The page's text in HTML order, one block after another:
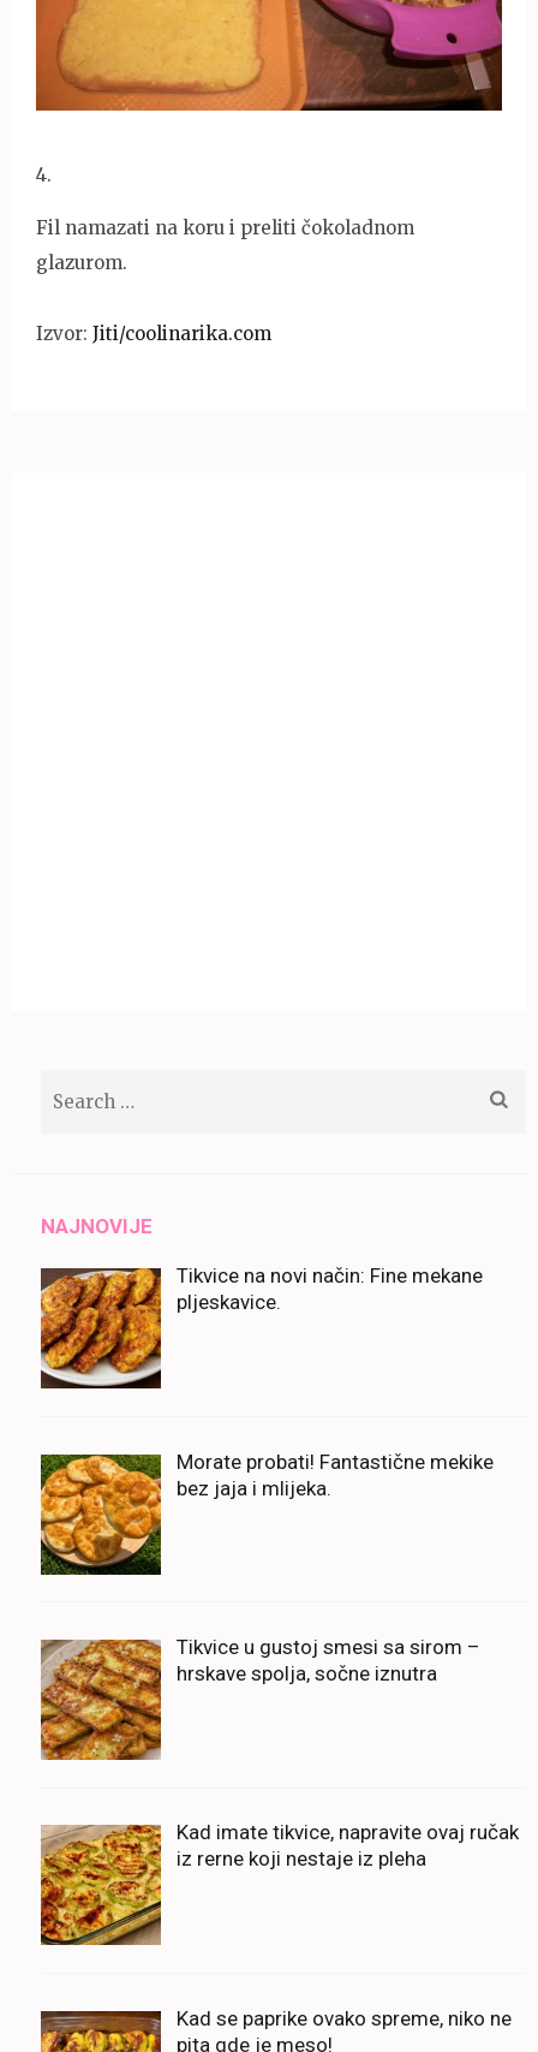
4.
Fil namazati na koru i preliti čokoladnom
glazurom.
Izvor: Jiti/coolinarika.com
NAJNOVIJE
Tikvice na novi način: Fine mekane
pljeskavice.
Morate probati! Fantastične mekike
bez jaja i mlijeka.
Tikvice u gustoj smesi sa sirom –
hrskave spolja, sočne iznutra
Kad imate tikvice, napravite ovaj ručak
iz rerne koji nestaje iz pleha
Kad se paprike ovako spreme, niko ne
pita gde je meso!